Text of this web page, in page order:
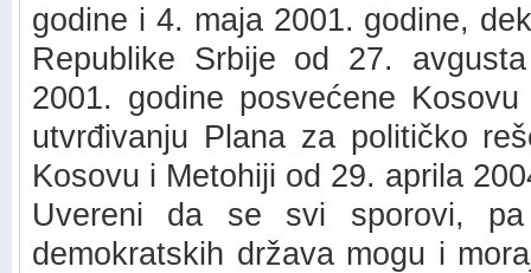
godine i 4. maja 2001. godine,
Republike Srbije od 27.
2001. godine posvećene
utvrđivanju Plana za političko
Kosovu i Metohiji od 29. aprila
Uvereni da se svi sporovi,
demokratskih država mogu i